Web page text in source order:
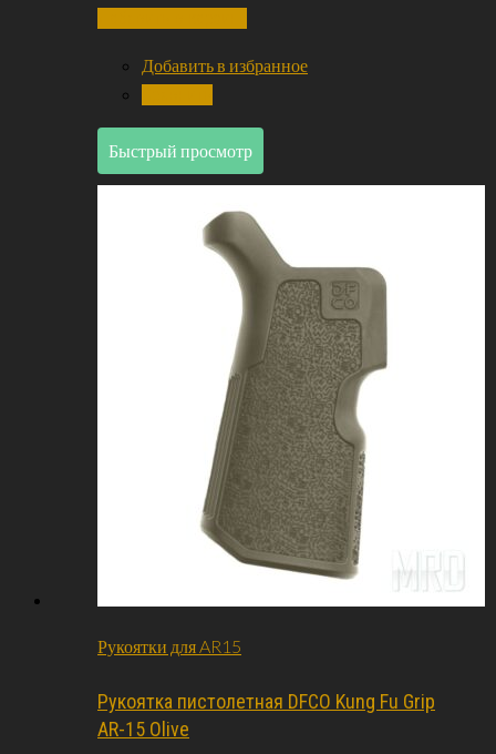
Добавить в избранное
Быстрый просмотр
Рукоятки для AR15
Рукоятка пистолетная DFCO Kung Fu Grip
AR-15 Olive